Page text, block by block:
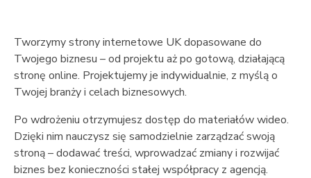
Tworzymy strony internetowe UK dopasowane do
Twojego biznesu – od projektu aż po gotową, działającą
stronę online. Projektujemy je indywidualnie, z myślą o
Twojej branży i celach biznesowych.
Po wdrożeniu otrzymujesz dostęp do materiałów wideo.
Dzięki nim nauczysz się samodzielnie zarządzać swoją
stroną – dodawać treści, wprowadzać zmiany i rozwijać
biznes bez konieczności stałej współpracy z agencją.